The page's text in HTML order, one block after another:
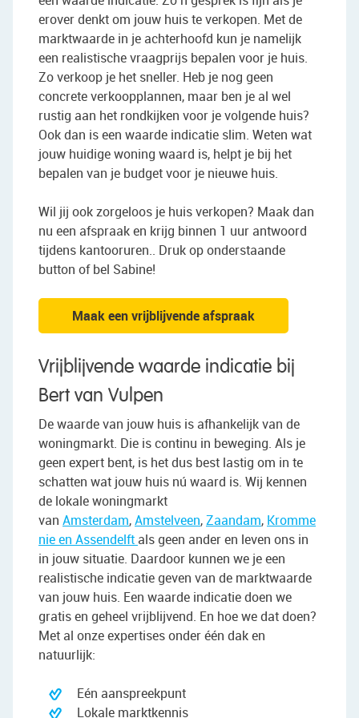
erover denkt om jouw huis te verkopen. Met de
marktwaarde in je achterhoofd kun je namelijk
een realistische vraagprijs bepalen voor je huis.
Zo verkoop je het sneller. Heb je nog geen
concrete verkoopplannen, maar ben je al wel
rustig aan het rondkijken voor je volgende huis?
Ook dan is een waarde indicatie slim. Weten wat
jouw huidige woning waard is, helpt je bij het
bepalen van je budget voor je nieuwe huis.
Wil jij ook zorgeloos je huis verkopen? Maak dan
nu een afspraak en krijg binnen 1 uur antwoord
tijdens kantooruren.. Druk op onderstaande
button of bel Sabine!
Maak een vrijblijvende afspraak
Vrijblijvende waarde indicatie bij
Bert van Vulpen
De waarde van jouw huis is afhankelijk van de
woningmarkt. Die is continu in beweging. Als je
geen expert bent, is het dus best lastig om in te
schatten wat jouw huis nú waard is. Wij kennen
de lokale woningmarkt
van Amsterdam,Amstelveen,Zaandam, Kromme
nie en Assendelft als geen ander en leven ons in
in jouw situatie. Daardoor kunnen we je een
realistische indicatie geven van de marktwaarde
van jouw huis. Een waarde indicatie doen we
gratis en geheel vrijblijvend. En hoe we dat doen?
Met al onze expertises onder één dak en
natuurlijk:
Eén aanspreekpunt
Lokale marktkennis